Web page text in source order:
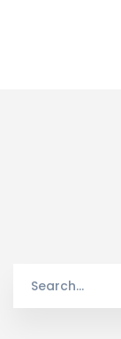
for: